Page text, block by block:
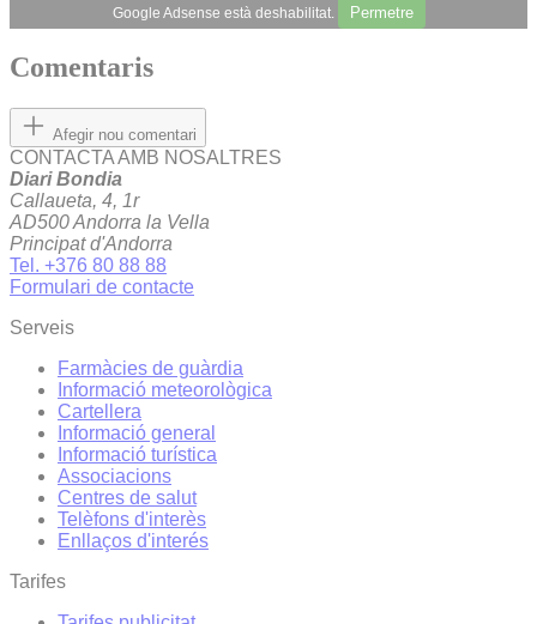
Google Adsense està deshabilitat. Permetre
Comentaris
Afegir nou comentari
CONTACTA AMB NOSALTRES
Diari Bondia
Callaueta, 4, 1r
AD500 Andorra la Vella
Principat d'Andorra
Tel. +376 80 88 88
Formulari de contacte
Serveis
Farmàcies de guàrdia
Informació meteorològica
Cartellera
Informació general
Informació turística
Associacions
Centres de salut
Telèfons d'interès
Enllaços d'interés
Tarifes